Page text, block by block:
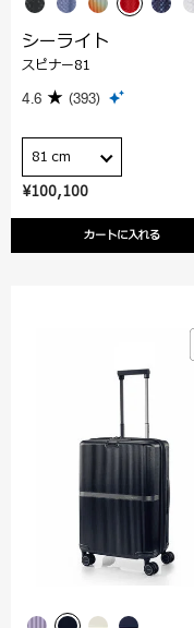
¥100,100
カートに入れる
シーライト
スピナー81
4.6 (393)
81 cm